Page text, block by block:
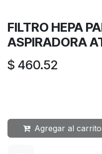
FILTRO HEPA
ASPIRADORA
$ 460.52
Agregar al carrito